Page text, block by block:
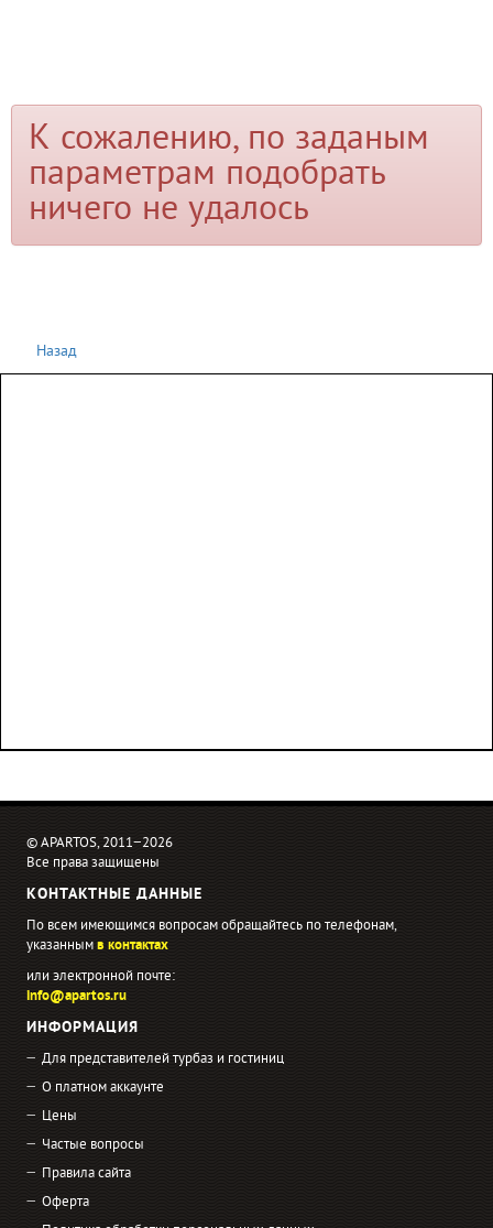
К сожалению, по заданым
параметрам подобрать
ничего не удалось
Назад
© APARTOS, 2011−2026
Все права защищены
КОНТАКТНЫЕ ДАННЫЕ
По всем имеющимся вопросам обращайтесь по телефонам,
указаннымв контактах
или электронной почте:
info@apartos.ru
ИНФОРМАЦИЯ
Для представителей турбаз и гостиниц
О платном аккаунте
Цены
Частые вопросы
Правила сайта
Оферта